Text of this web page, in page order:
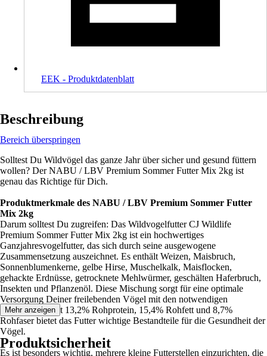
EEK - Produktdatenblatt
Beschreibung
Bereich überspringen
Solltest Du Wildvögel das ganze Jahr über sicher und gesund füttern
wollen? Der NABU / LBV Premium Sommer Futter Mix 2kg ist
genau das Richtige für Dich.
Produktmerkmale des NABU / LBV Premium Sommer Futter
Mix 2kg
Darum solltest Du zugreifen: Das Wildvogelfutter CJ Wildlife
Premium Sommer Futter Mix 2kg ist ein hochwertiges
Ganzjahresvogelfutter, das sich durch seine ausgewogene
Zusammensetzung auszeichnet. Es enthält Weizen, Maisbruch,
Sonnenblumenkerne, gelbe Hirse, Muschelkalk, Maisflocken,
gehackte Erdnüsse, getrocknete Mehlwürmer, geschälten Haferbruch,
Insekten und Pflanzenöl. Diese Mischung sorgt für eine optimale
Versorgung Deiner freilebenden Vögel mit den notwendigen
Nährstoffen. Mit 13,2% Rohprotein, 15,4% Rohfett und 8,7%
Rohfaser bietet das Futter wichtige Bestandteile für die Gesundheit der
Vögel.
Es ist besonders wichtig, mehrere kleine Futterstellen einzurichten, die
Mehr anzeigen
Produktsicherheit